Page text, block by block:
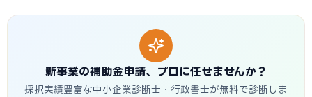
新事業の補助金申請、プロに任せませんか？
採択実績豊富な中小企業診断士・行政書士が無料で診断しま